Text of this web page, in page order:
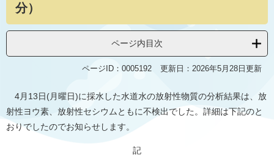
分）
ページ内目次
ページID：0005192 更新日：2026年5月28日更新
4月13日(月曜日)に採水した水道水の放射性物質の分析結果は、放
射性ヨウ素、放射性セシウムともに不検出でした。詳細は下記のと
おりでしたのでお知らせします。
記